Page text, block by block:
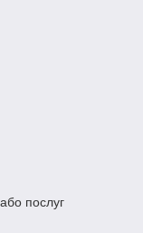
послуг